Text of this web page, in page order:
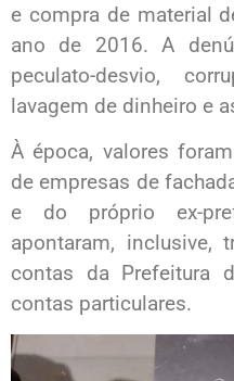
e compra de material
ano de 2016. A
peculato-desvio,
lavagem de dinheiro e
À época, valores
de empresas de
e do próprio ex-
apontaram, inclusive,
contas da Prefeitura
contas particulares.